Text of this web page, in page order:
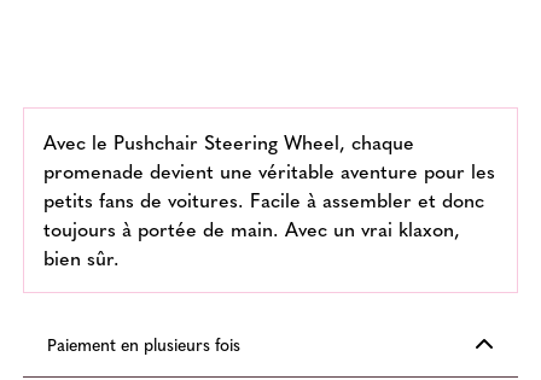
Avec le Pushchair Steering Wheel, chaque
promenade devient une véritable aventure pour les
petits fans de voitures. Facile à assembler et donc
toujours à portée de main. Avec un vrai klaxon,
bien sûr.
Paiement en plusieurs fois